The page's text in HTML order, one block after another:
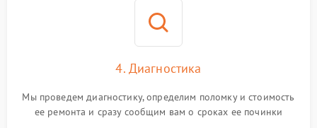
4. Диагностика
Мы проведем диагностику, определим поломку и стоимость
ее ремонта и сразу сообщим вам о сроках ее починки